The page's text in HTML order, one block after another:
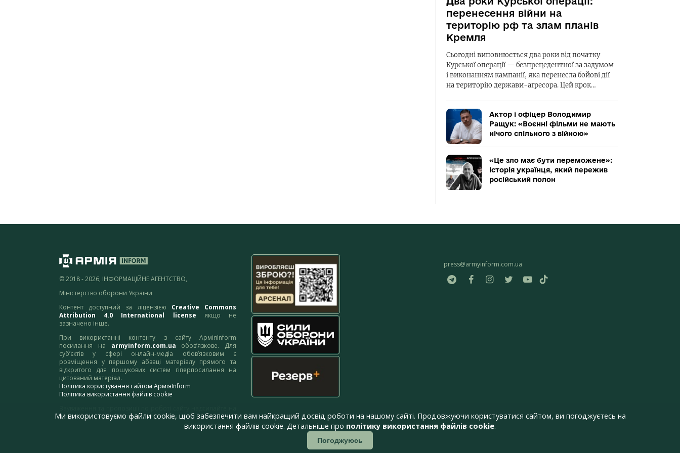
перенесення війни на
територію рф та злам планів
Кремля
Сьогодні виповнюється два роки від початку
Курської операції — безпрецедентної за задумом
і виконанням кампанії, яка перенесла бойові дії
на територію держави-агресора. Цей крок…
Актор і офіцер Володимир
Ращук: «Воєнні фільми не мають
нічого спільного з війною»
«Це зло має бути переможене»:
історія українця, який пережив
російський полон
© 2018 - 2026, ІНФОРМАЦІЙНЕ АГЕНТСТВО,
Міністерство оборони України
Контент доступний за ліцензією Creative Commons
Attribution 4.0 International license якщо не
зазначено інше.
При використанні контенту з сайту АрміяInform
посилання на armyinform.com.ua обов’язкове. Для
суб’єктів у сфері онлайн-медіа обов’язковим є
розміщення у першому абзаці матеріалу прямого та
відкритого для пошукових систем гіперпосилання на
цитований матеріал.
Політика користування сайтом АрміяInform
Політика використання файлів cookie
адресу:webmaster@armyinform.com.ua
press@armyinform.com.ua
Ми використовуємо файли cookie, щоб забезпечити вам найкращий досвід роботи на нашому сайті. Продовжуючи користуватися сайтом, ви погоджуєтесь на
використання файлів cookie. Детальніше про політику використання файлів cookie.
Погоджуюсь